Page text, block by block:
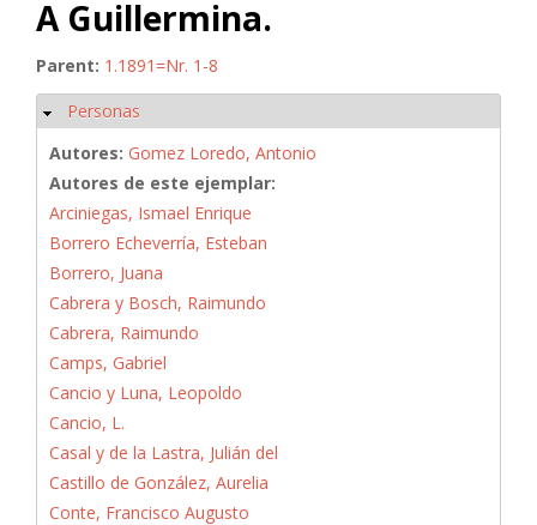
A Guillermina.
Parent: 1.1891=Nr. 1-8
Ocultar
Personas
Autores: Gomez Loredo, Antonio
Autores de este ejemplar:
Arciniegas, Ismael Enrique
Borrero Echeverría, Esteban
Borrero, Juana
Cabrera y Bosch, Raimundo
Cabrera, Raimundo
Camps, Gabriel
Cancio y Luna, Leopoldo
Cancio, L.
Casal y de la Lastra, Julián del
Castillo de González, Aurelia
Conte, Francisco Augusto